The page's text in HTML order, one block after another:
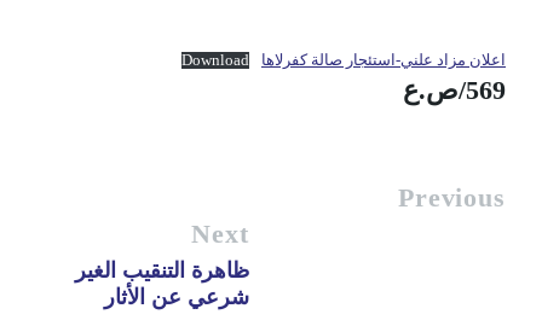
اعلان مزاد علني-استئجار صالة كفرلاها Download
569/ص.ع
Previous
Next
ظاهرة التنقيب الغير
شرعي عن الأثار